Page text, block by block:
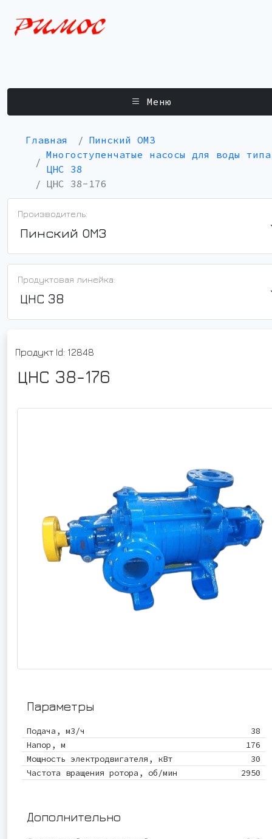
Меню
Главная
Пинский ОМЗ
Многоступенчатые насосы для воды типа
ЦНС 38
ЦНС 38-176
Производитель:
Пинский ОМЗ
Продуктовая линейка:
ЦНС 38
Продукт Id: 12848
ЦНС 38-176
Параметры
Подача, м3/ч
38
Напор, м
176
Мощность электродвигателя, кВт
30
Частота вращения ротора, об/мин
2950
Дополнительно